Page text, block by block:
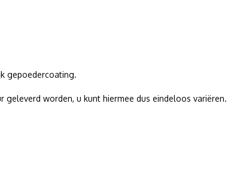
gepoedercoating.
worden, u kunt hiermee dus eindeloos variëren.